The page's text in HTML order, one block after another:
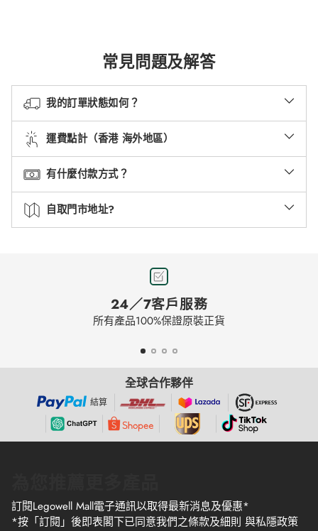
常見問題及解答
我的訂單狀態如何？
運費點計（香港 海外地區）
有什麼付款方式？
自取門市地址?
24／7客戶服務
所有產品100%保證原裝正貨
全球合作夥伴
結算
訂閱Legowell Mall電子通訊以取得最新消息及優惠*
*按「訂閱」後即表閣下已同意我們之條款及細則 與私隱政策